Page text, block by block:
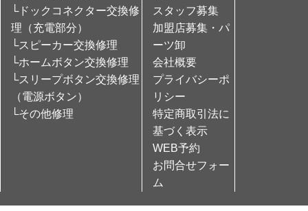
└ドックコネクター交換修
理（充電部分）
└スピーカー交換修理
└ホームボタン交換修理
└スリープボタン交換修理
（電源ボタン）
└その他修理
スタッフ募集
加盟店募集・パ
ーツ卸
会社概要
プライバシーポ
リシー
特定商取引法に
基づく表示
WEB予約
お問合せフォー
ム